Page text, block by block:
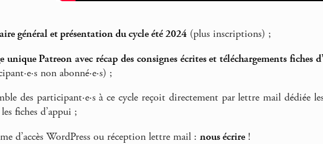
général et présentation du cycle été 2024 (plus inscriptions) ;
unique Patreon avec récap des consignes écrites et téléchargements fiches
non abonné·e·s) ;
des participant·e·s à ce cycle reçoit directement par lettre mail dédiée
fiches d’appui ;
d’accès WordPress ou réception lettre mail : nous écrire !